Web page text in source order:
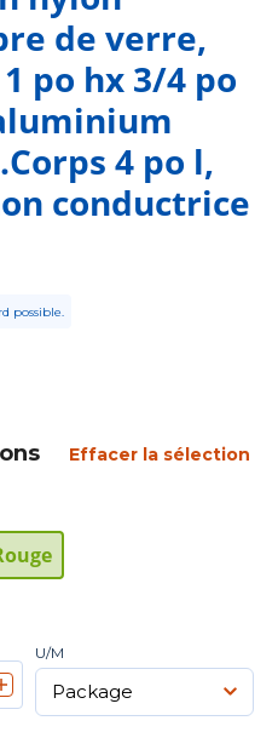
de verre,
po hx 3/4 po
4 po l,
conductrice
possible.
Effacer la sélection
U/M